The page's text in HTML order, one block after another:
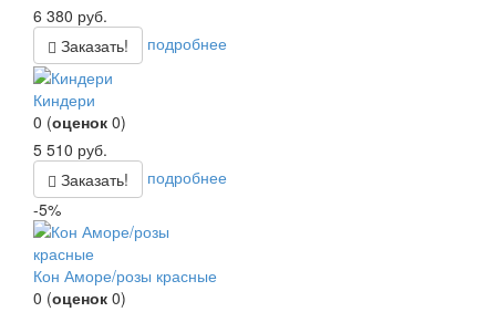
6 380 руб.
Заказать!
подробнее
Киндери
0 (оценок 0)
5 510 руб.
Заказать!
подробнее
-5%
Кон Аморе/розы красные
0 (оценок 0)